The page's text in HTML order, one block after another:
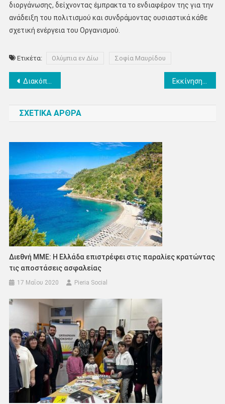
διοργάνωσης, δείχνοντας έμπρακτα το ενδιαφέρον της για την
ανάδειξη του πολιτισμού και συνδράμοντας ουσιαστικά κάθε
σχετική ενέργεια του Οργανισμού.
Ετικέτα: Ολύμπια εν Δίω Σοφία Μαυρίδου
Πλοήγηση
Διακόπηκε η κυκλοφορία των οχημάτων στην εθνική οδό στην Πιερία, από το 400 χλμ (όρια με Διεύθυνση Αστυνομίας Λάρισας), έως το 471 χλμ (όρια με Διεύθυνση Τροχαίας Θεσσαλονίκης), στο ρεύμα κυκλοφορίας προς Αθήνα
ΣΧΕΤΙΚΑ ΑΡΘΡΑ
Διεθνή ΜΜΕ: Η Ελλάδα επιστρέφει στις παραλίες κρατώντας
τις αποστάσεις ασφαλείας
17 Μαΐου 2020 Pieria Social